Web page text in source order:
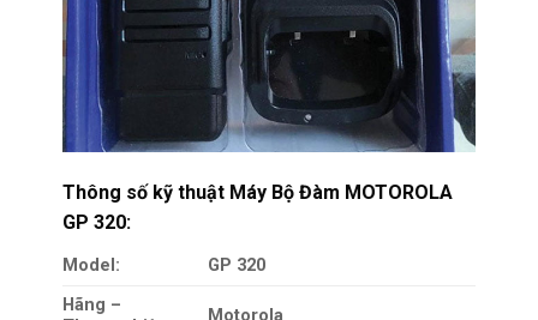
Thông số kỹ thuật Máy Bộ Đàm MOTOROLA
GP 320:
Model:
GP 320
Hãng –
Motorola